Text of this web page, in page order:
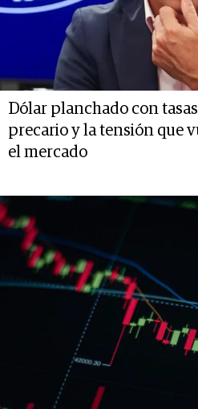
Dólar planchado con
precario y la tensión que
el mercado